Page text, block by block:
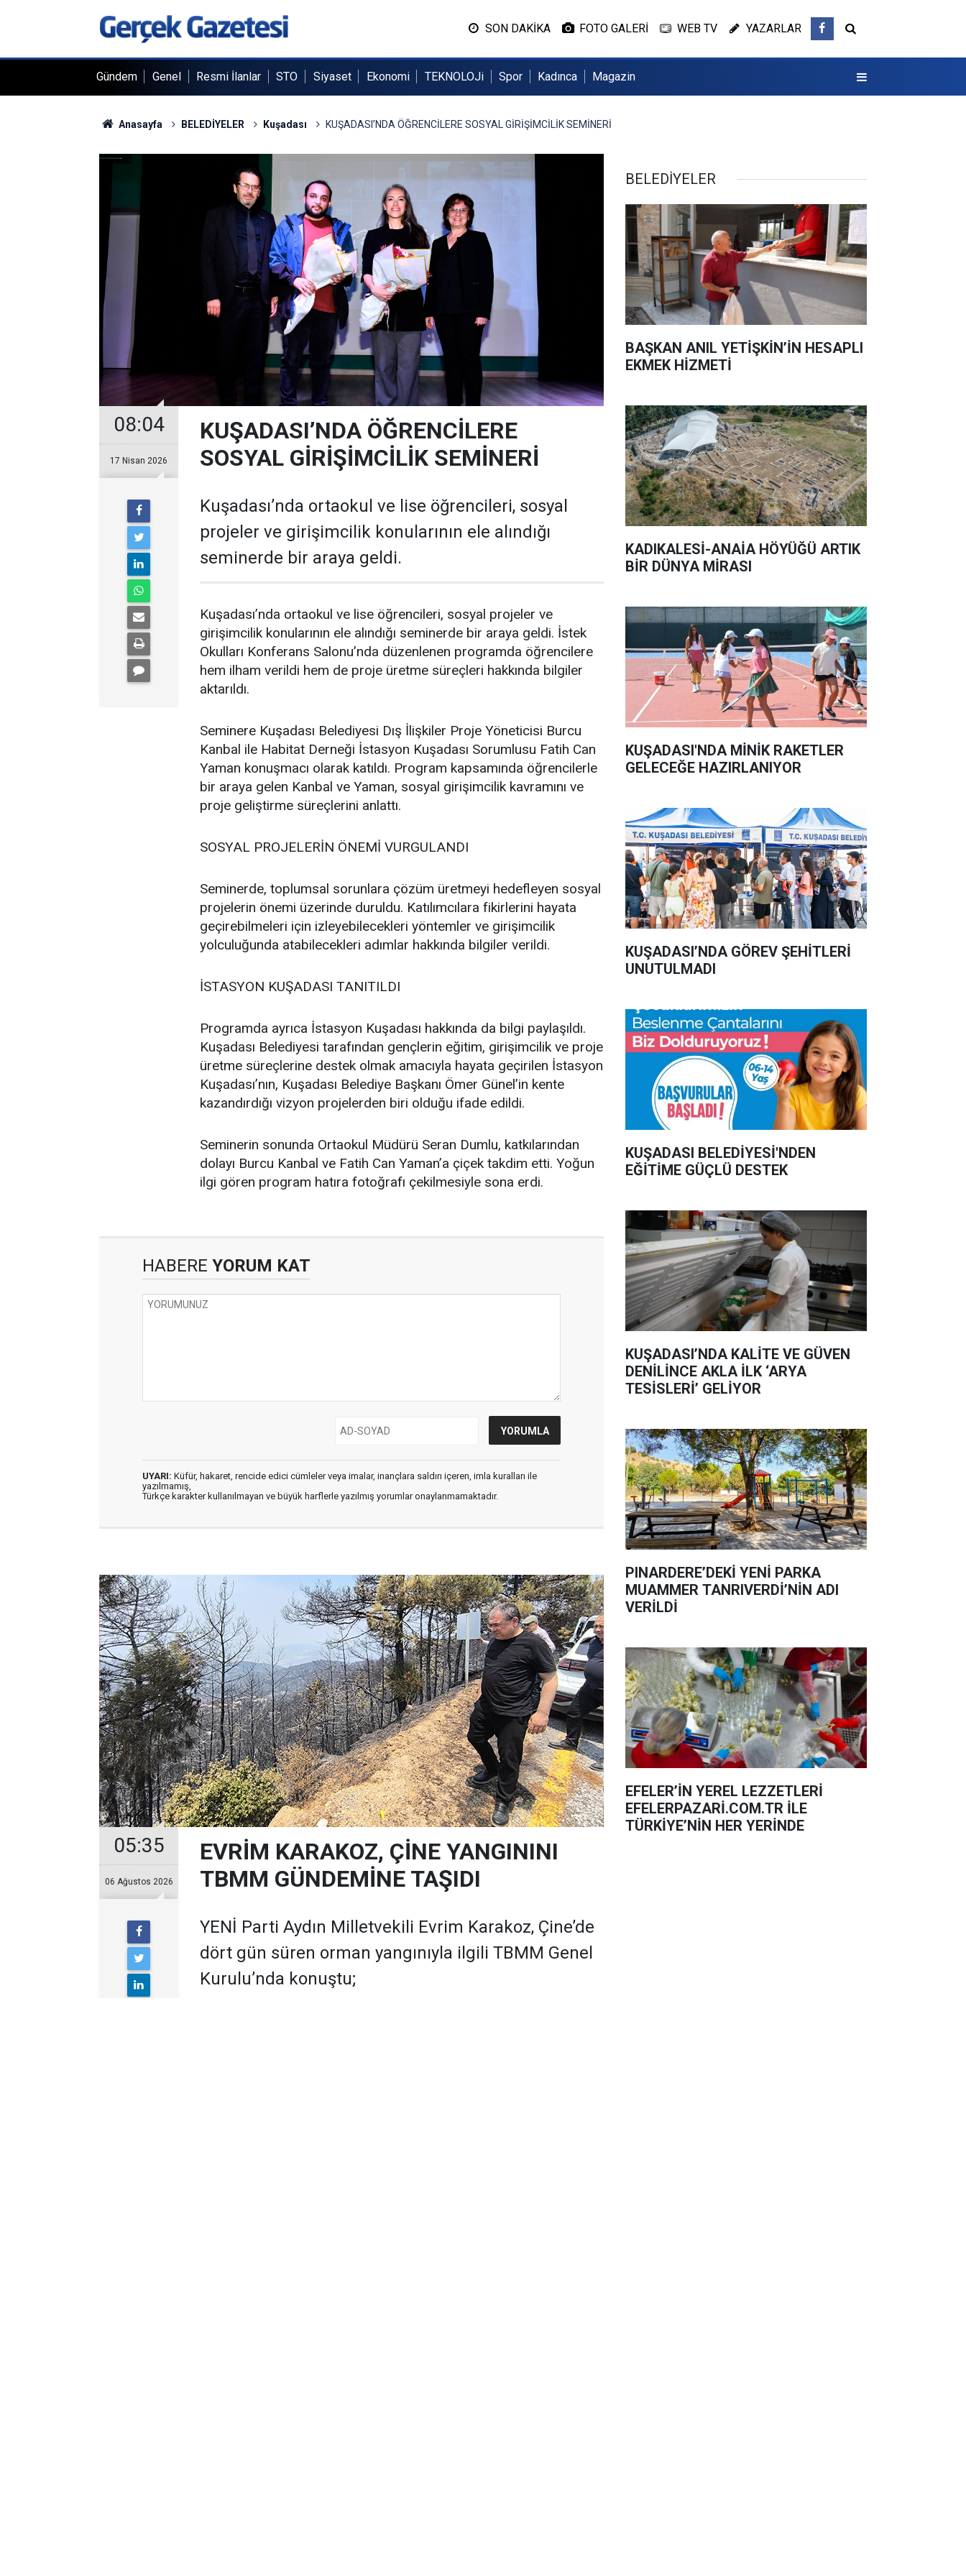
SON DAKİKA FOTO GALERİ WEB TV YAZARLAR
Gündem Genel Resmi İlanlar STO Siyaset Ekonomi TEKNOLOJi Spor Kadınca Magazin
Anasayfa BELEDİYELER Kuşadası KUŞADASI’NDA ÖĞRENCİLERE SOSYAL GİRİŞİMCİLİK SEMİNERİ
08:04
17 Nisan 2026
KUŞADASI’NDA ÖĞRENCİLERE
SOSYAL GİRİŞİMCİLİK SEMİNERİ
Kuşadası’nda ortaokul ve lise öğrencileri, sosyal
projeler ve girişimcilik konularının ele alındığı
seminerde bir araya geldi.
Kuşadası’nda ortaokul ve lise öğrencileri, sosyal projeler ve
girişimcilik konularının ele alındığı seminerde bir araya geldi. İstek
Okulları Konferans Salonu’nda düzenlenen programda öğrencilere
hem ilham verildi hem de proje üretme süreçleri hakkında bilgiler
aktarıldı.
Seminere Kuşadası Belediyesi Dış İlişkiler Proje Yöneticisi Burcu
Kanbal ile Habitat Derneği İstasyon Kuşadası Sorumlusu Fatih Can
Yaman konuşmacı olarak katıldı. Program kapsamında öğrencilerle
bir araya gelen Kanbal ve Yaman, sosyal girişimcilik kavramını ve
proje geliştirme süreçlerini anlattı.
SOSYAL PROJELERİN ÖNEMİ VURGULANDI
Seminerde, toplumsal sorunlara çözüm üretmeyi hedefleyen sosyal
projelerin önemi üzerinde duruldu. Katılımcılara fikirlerini hayata
geçirebilmeleri için izleyebilecekleri yöntemler ve girişimcilik
yolculuğunda atabilecekleri adımlar hakkında bilgiler verildi.
İSTASYON KUŞADASI TANITILDI
Programda ayrıca İstasyon Kuşadası hakkında da bilgi paylaşıldı.
Kuşadası Belediyesi tarafından gençlerin eğitim, girişimcilik ve proje
üretme süreçlerine destek olmak amacıyla hayata geçirilen İstasyon
Kuşadası’nın, Kuşadası Belediye Başkanı Ömer Günel’in kente
kazandırdığı vizyon projelerden biri olduğu ifade edildi.
Seminerin sonunda Ortaokul Müdürü Seran Dumlu, katkılarından
dolayı Burcu Kanbal ve Fatih Can Yaman’a çiçek takdim etti. Yoğun
ilgi gören program hatıra fotoğrafı çekilmesiyle sona erdi.
HABERE YORUM KAT
UYARI: Küfür, hakaret, rencide edici cümleler veya imalar, inançlara saldırı içeren, imla kuralları ile
yazılmamış,
Türkçe karakter kullanılmayan ve büyük harflerle yazılmış yorumlar onaylanmamaktadır.
05:35
06 Ağustos 2026
EVRİM KARAKOZ, ÇİNE YANGININI
TBMM GÜNDEMİNE TAŞIDI
YENİ Parti Aydın Milletvekili Evrim Karakoz, Çine’de
dört gün süren orman yangınıyla ilgili TBMM Genel
Kurulu’nda konuştu;
BELEDİYELER
BAŞKAN ANIL YETİŞKİN’İN HESAPLI
EKMEK HİZMETİ
KADIKALESİ-ANAİA HÖYÜĞÜ ARTIK
BİR DÜNYA MİRASI
KUŞADASI'NDA MİNİK RAKETLER
GELECEĞE HAZIRLANIYOR
KUŞADASI’NDA GÖREV ŞEHİTLERİ
UNUTULMADI
KUŞADASI BELEDİYESİ'NDEN
EĞİTİME GÜÇLÜ DESTEK
KUŞADASI’NDA KALİTE VE GÜVEN
DENİLİNCE AKLA İLK ‘ARYA
TESİSLERİ’ GELİYOR
PINARDERE’DEKİ YENİ PARKA
MUAMMER TANRIVERDİ’NİN ADI
VERİLDİ
EFELER’İN YEREL LEZZETLERİ
EFELERPAZARİ.COM.TR İLE
TÜRKİYE’NİN HER YERİNDE